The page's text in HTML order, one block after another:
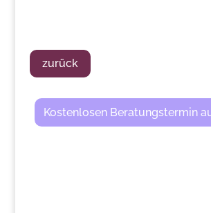
zurück
Kostenlosen Beratungstermin